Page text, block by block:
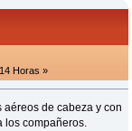
Horas »
de cabeza y con
los compañeros.